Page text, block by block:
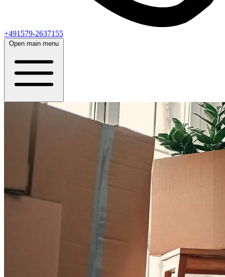
+491579-2637155
Open main menu